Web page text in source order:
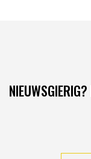
NIEUWSGIERIG?